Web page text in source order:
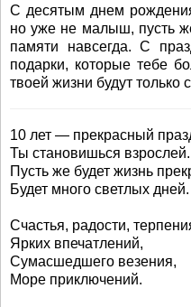
С десятым днем
но уже не малыш, пусть
памяти навсегда. С
подарки, которые тебе
твоей жизни будут только
10 лет — прекрасный
Ты становишься взрослей.
Пусть же будет жизнь
Будет много светлых дней.
Счастья, радости,
Ярких впечатлений,
Сумасшедшего везения,
Море приключений.